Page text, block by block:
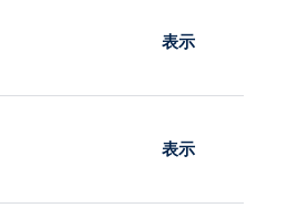
表示
表示